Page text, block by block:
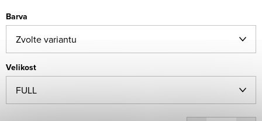
Barva
Velikost